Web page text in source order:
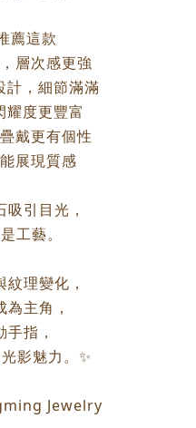
薦這款
層次感更強
計，細節滿滿
耀度更豐富
戴更有個性
展現質感
引目光，
工藝。
理變化，
主角，
指，
影魅力。✨
Jewelry